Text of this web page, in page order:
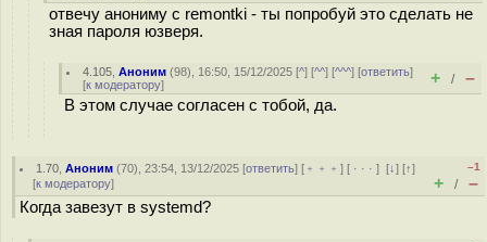
отвечу анониму с remontki - ты попробуй это сделать не
зная пароля юзверя.
4.105 ,Аноним (98), 16:50, 15/12/2025 [^] [^^] [^^^] [ответить]
[к модератору] + / –
В этом случае согласен с тобой, да.
1.70 ,Аноним (70), 23:54, 13/12/2025 [ответить] [ ﹢﹢﹢] [ · · ·][↓] [↑]
[к модератору]
–1
+ / –
Когда завезут в systemd?